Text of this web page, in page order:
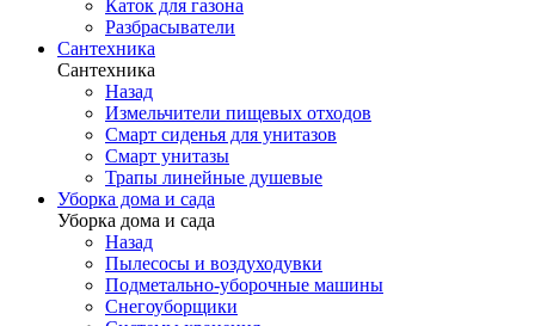
Каток для газона
Разбрасыватели
Сантехника
Сантехника
Назад
Измельчители пищевых отходов
Смарт сиденья для унитазов
Смарт унитазы
Трапы линейные душевые
Уборка дома и сада
Уборка дома и сада
Назад
Пылесосы и воздуходувки
Подметально-уборочные машины
Снегоуборщики